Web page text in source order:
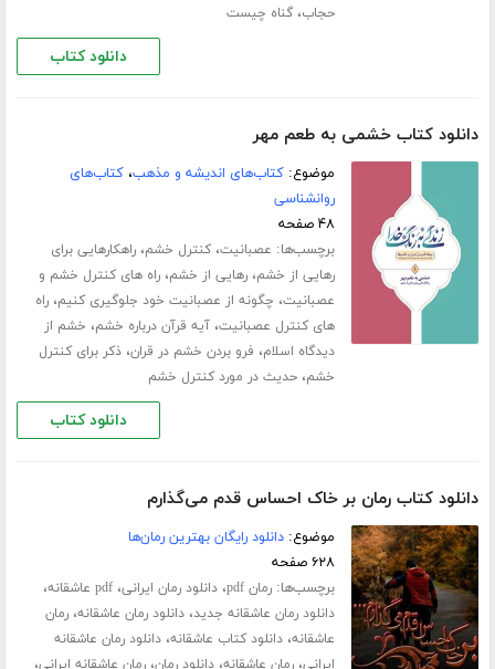
حجاب،گناه چیست
دانلود کتاب
دانلود کتاب خشمی به طعم مهر
موضوع:کتاب‌های اندیشه و مذهب،کتاب‌های
روانشناسی
۴۸ صفحه
برچسب‌ها: عصبانیت،کنترل خشم،راهکارهایی برای
رهایی از خشم،رهایی از خشم،راه های کنترل خشم و
عصبانیت، چگونه از عصبانیت خود جلوگیری کنیم،راه
های کنترل عصبانیت،آیه قرآن درباره خشم، خشم از
دیدگاه اسلام، فرو بردن خشم در قران،ذکر برای کنترل
خشم،حدیث در مورد کنترل خشم
دانلود کتاب
دانلود کتاب رمان بر خاک احساس قدم می‌گذارم
موضوع:دانلود رایگان بهترین رمان‌ها
۶۲۸ صفحه
برچسب‌ها:رمان pdf ،دانلود رمان ایرانی،pdf عاشقانه ،
دانلود رمان عاشقانه جدید،دانلود رمان عاشقانه،رمان
عاشقانه،دانلود کتاب عاشقانه،دانلود رمان عاشقانه
ایرانی،رمان عاشقانه،دانلود رمان،رمان عاشقانه ایرانی،